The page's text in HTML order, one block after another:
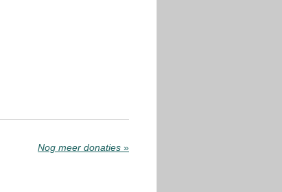
Nog meer donaties »